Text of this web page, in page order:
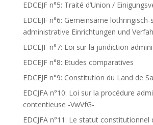
EDCEJF n°5: Traité d’Union /
EDCEJF n°6: Gemeinsame
administrative Einrichtungen und
EDCEJF n°7: Loi sur la juridiction
EDCEJF n°8: Etudes comparatives
EDCEJF n°9: Constitution du Land de
EDCJFA n°10: Loi sur la procédure
contentieuse -VwVfG-
EDCJFA n°11: Le statut constitutionnel